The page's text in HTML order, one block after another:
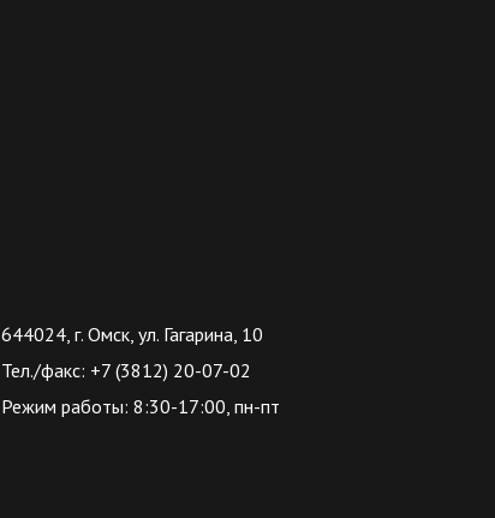
644024, г. Омск, ул. Гагарина, 10
Тел./факс: +7 (3812) 20-07-02
Режим работы: 8:30-17:00, пн-пт